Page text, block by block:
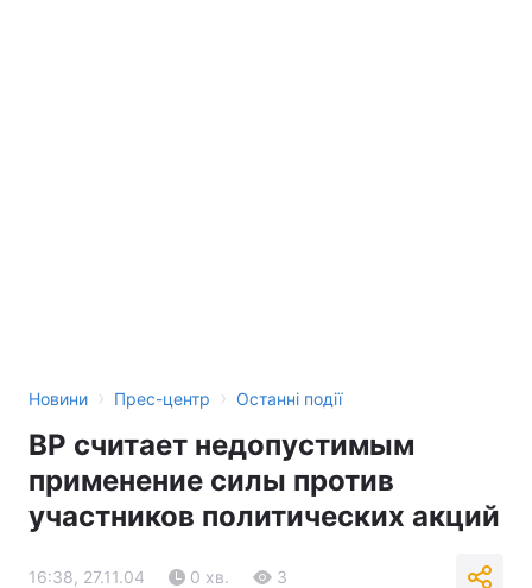
Новини › Прес-центр › Останні події
ВР считает недопустимым
применение силы против
участников политических акций
16:38, 27.11.04 0 хв. 3